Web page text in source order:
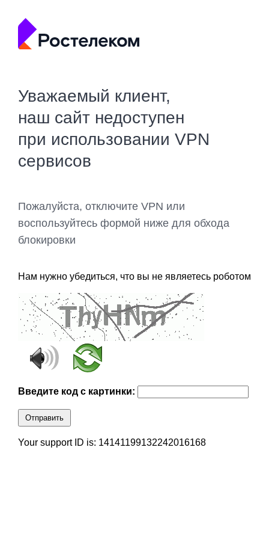
Уважаемый клиент,
наш сайт недоступен
при использовании VPN
сервисов
Пожалуйста, отключите VPN или
воспользуйтесь формой ниже для обхода
блокировки
Нам нужно убедиться, что вы не являетесь роботом
Введите код с картинки:
Отправить
Your support ID is: 14141199132242016168